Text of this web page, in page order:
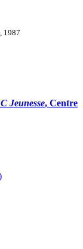
1987
Jeunesse, Centre